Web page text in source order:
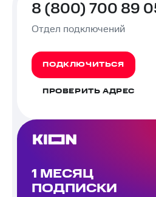
8 (800) 700 89
Отдел подключений
ПОДКЛЮЧИТЬСЯ
ПРОВЕРИТЬ АДРЕС
1 МЕСЯЦ
ПОДПИСКИ